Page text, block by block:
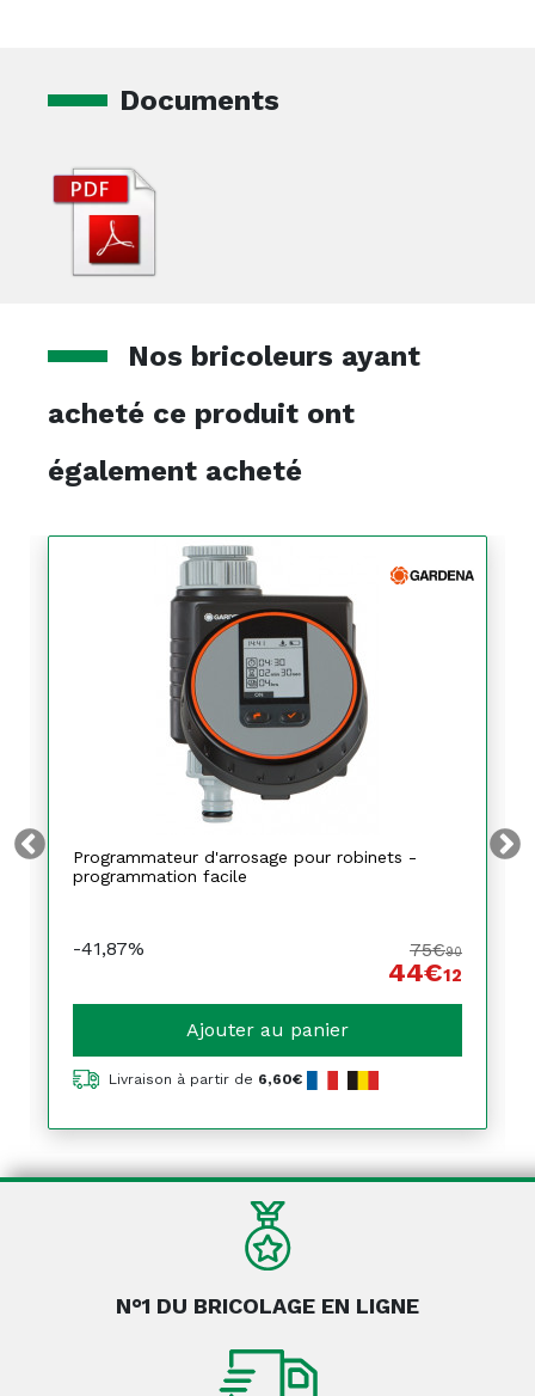
Documents
Nos bricoleurs ayant
acheté ce produit ont
également acheté
Programmateur d'arrosage pour robinets -
programmation facile
-41,87% 75€90
44€12
Ajouter au panier
Livraison à partir de 6,60€
N°1 DU BRICOLAGE EN LIGNE